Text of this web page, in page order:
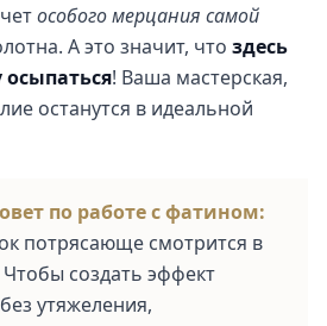
особого мерцания самой
А это значит, что здесь
! Ваша мастерская,
останутся в идеальной
по работе с фатином:
потрясающе смотрится в
создать эффект
утяжеления,